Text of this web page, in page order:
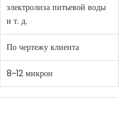
электролиза питьевой воды
и т. д.
По чертежу клиента
8~12 микрон